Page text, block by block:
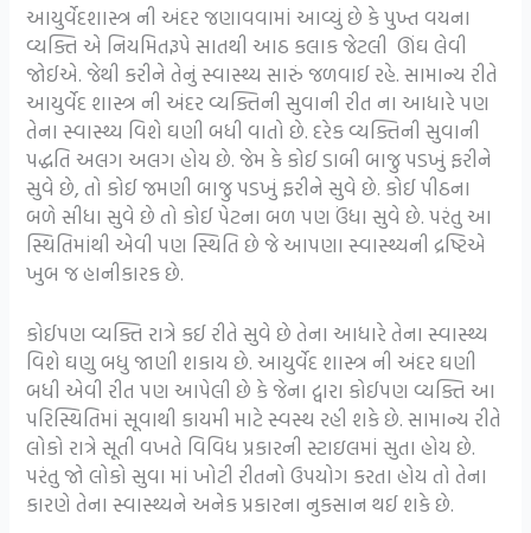
આયુર્વેદશાસ્ત્ર ની અંદર જણાવવામાં આવ્યું છે કે પુખ્ત વયના
વ્યક્તિ એ નિયમિતરૂપે સાતથી આઠ કલાક જેટલી ઊંઘ લેવી
જોઈએ. જેથી કરીને તેનું સ્વાસ્થ્ય સારું જળવાઈ રહે. સામાન્ય રીતે
આયુર્વેદ શાસ્ત્ર ની અંદર વ્યક્તિની સુવાની રીત ના આધારે પણ
તેના સ્વાસ્થ્ય વિશે ઘણી બધી વાતો છે. દરેક વ્યક્તિની સુવાની
પદ્ધતિ અલગ અલગ હોય છે. જેમ કે કોઈ ડાબી બાજુ પડખું ફરીને
સુવે છે, તો કોઈ જમણી બાજુ પડખું ફરીને સુવે છે. કોઈ પીઠના
બળે સીધા સુવે છે તો કોઈ પેટના બળ પણ ઉંધા સુવે છે. પરંતુ આ
સ્થિતિમાંથી એવી પણ સ્થિતિ છે જે આપણા સ્વાસ્થ્યની દ્રષ્ટિએ
ખુબ જ હાનીકારક છે.
કોઈપણ વ્યક્તિ રાત્રે કઈ રીતે સુવે છે તેના આધારે તેના સ્વાસ્થ્ય
વિશે ઘણુ બધુ જાણી શકાય છે. આયુર્વેદ શાસ્ત્ર ની અંદર ઘણી
બધી એવી રીત પણ આપેલી છે કે જેના દ્વારા કોઈપણ વ્યક્તિ આ
પરિસ્થિતિમાં સૂવાથી કાયમી માટે સ્વસ્થ રહી શકે છે. સામાન્ય રીતે
લોકો રાત્રે સૂતી વખતે વિવિધ પ્રકારની સ્ટાઇલમાં સુતા હોય છે.
પરંતુ જો લોકો સુવા માં ખોટી રીતનો ઉપયોગ કરતા હોય તો તેના
કારણે તેના સ્વાસ્થ્યને અનેક પ્રકારના નુકસાન થઈ શકે છે.